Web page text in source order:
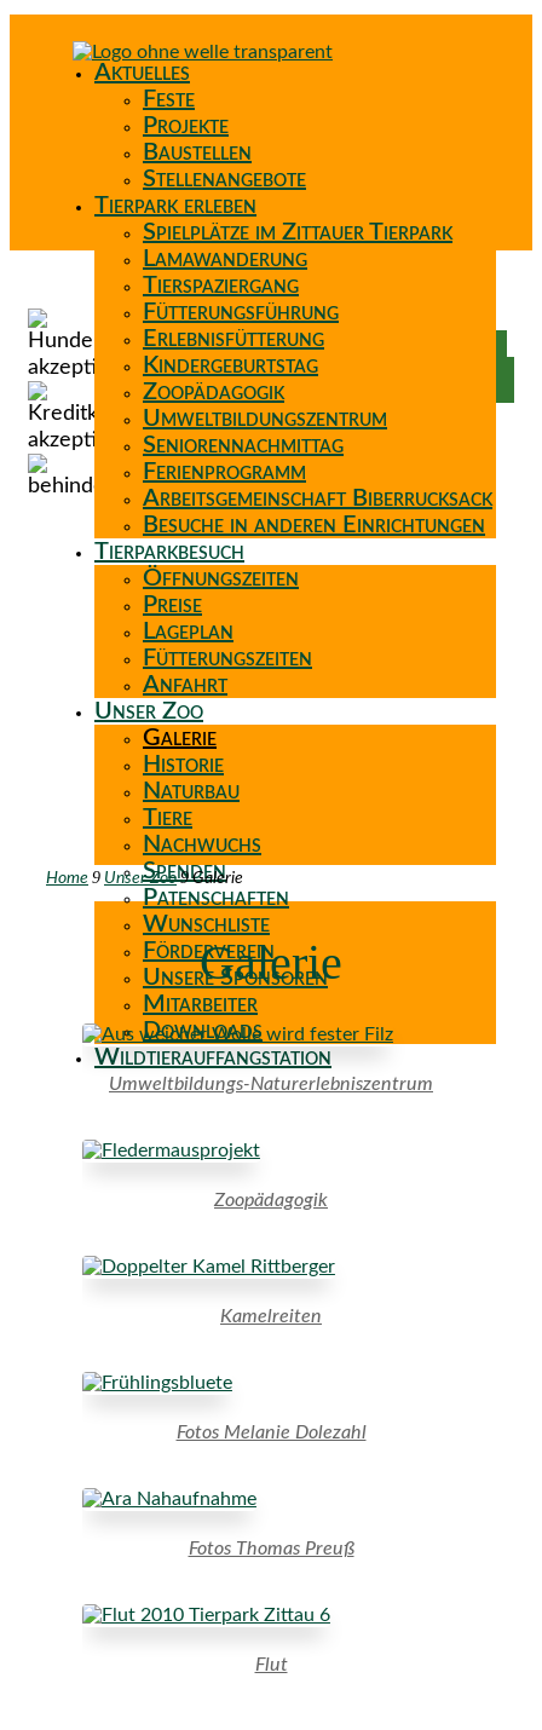
Aktuelles
Feste
Projekte
Baustellen
Stellenangebote
Tierpark erleben
Spielplätze im Zittauer Tierpark
Lamawanderung
Tierspaziergang
Fütterungsführung
Erlebnisfütterung
Kindergeburtstag
Zoopädagogik
Umweltbildungszentrum
Seniorennachmittag
Ferienprogramm
Arbeitsgemeinschaft Biberrucksack
Besuche in anderen Einrichtungen
Tierparkbesuch
Öffnungszeiten
Preise
Lageplan
Fütterungszeiten
Anfahrt
Unser Zoo
Galerie
Historie
Naturbau
Tiere
Nachwuchs
Spenden
Patenschaften
Wunschliste
Förderverein
Unsere Sponsoren
Mitarbeiter
Downloads
Wildtierauffangstation
Home 9 Unser Zoo 9 Galerie
Galerie
Umweltbildungs-Naturerlebniszentrum
Zoopädagogik
Kamelreiten
Fotos Melanie Dolezahl
Fotos Thomas Preuß
Flut